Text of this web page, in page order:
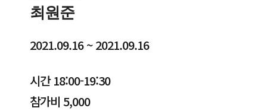
최원준
2021.09.16 ~ 2021.09.16
시간 18:00-19:30
참가비 5,000